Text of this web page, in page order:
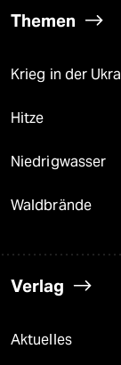
Themen
Krieg in der
Hitze
Niedrigwasser
Waldbrände
Verlag
Aktuelles